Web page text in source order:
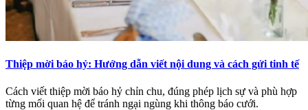
Thiệp mời báo hỷ: Hướng dẫn viết nội dung và cách gửi tinh tế
Cách viết thiệp mời báo hỷ chỉn chu, đúng phép lịch sự và phù hợp
từng mối quan hệ để tránh ngại ngùng khi thông báo cưới.